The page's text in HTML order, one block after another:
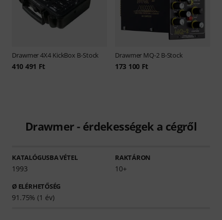
Drawmer4X4 KickBox B-Stock
410 491 Ft
Drawmer MQ-2 B-Stock
173 100 Ft
Drawmer - érdekességek a cégről
KATALÓGUSBA VÉTEL
1993
RAKTÁRON
10+
Ø ELÉRHETŐSÉG
91.75% (1 év)